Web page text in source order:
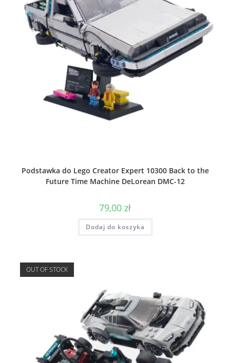
Podstawka do Lego Creator Expert 10300 Back to the
Future Time Machine DeLorean DMC-12
79,00 zł
Dodaj do koszyka
OUT OF STOCK